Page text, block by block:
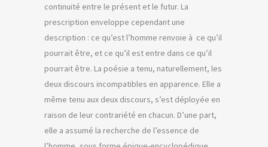
continuité entre le présent et le futur. La
prescription enveloppe cependant une
description : ce qu’est l’homme renvoie à ce qu’il
pourrait être, et ce qu’il est entre dans ce qu’il
pourrait être. La poésie a tenu, naturellement, les
deux discours incompatibles en apparence. Elle a
même tenu aux deux discours, s’est déployée en
raison de leur contrariété en chacun. D’une part,
elle a assumé la recherche de l’essence de